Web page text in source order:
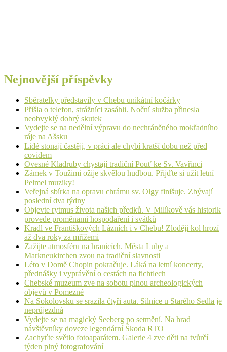
Nejnovější příspěvky
Sběratelky představily v Chebu unikátní kočárky
Přišla o telefon, strážníci zasáhli. Noční služba přinesla
neobvyklý dobrý skutek
Vydejte se na nedělní výpravu do nechráněného mokřadního
ráje na Ašsku
Lidé stonají častěji, v práci ale chybí kratší dobu než před
covidem
Ovesné Kladruby chystají tradiční Pouť ke Sv. Vavřinci
Zámek v Toužimi ožije skvělou hudbou. Přijďte si užít letní
Pelmel muziky!
Veřejná sbírka na opravu chrámu sv. Olgy finišuje. Zbývají
poslední dva týdny
Objevte rytmus života našich předků. V Milíkově vás historik
provede proměnami hospodaření i svátků
Kradl ve Františkových Lázních i v Chebu! Zloději kol hrozí
až dva roky za mřížemi
Zažijte atmosféru na hranicích. Města Luby a
Markneukirchen zvou na tradiční slavnosti
Léto v Domě Chopin pokračuje. Láká na letní koncerty,
přednášky i vyprávění o cestách na fichtlech
Chebské muzeum zve na sobotu plnou archeologických
objevů v Pomezné
Na Sokolovsku se srazila čtyři auta. Silnice u Starého Sedla je
neprůjezdná
Vydejte se na magický Seeberg po setmění. Na hrad
návštěvníky doveze legendární Škoda RTO
Zachyťte světlo fotoaparátem. Galerie 4 zve děti na tvůrčí
týden plný fotografování